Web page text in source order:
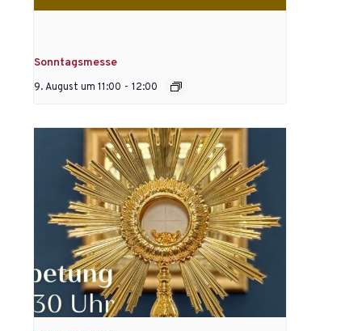
Sonntagsmesse
9. August um 11:00 - 12:00